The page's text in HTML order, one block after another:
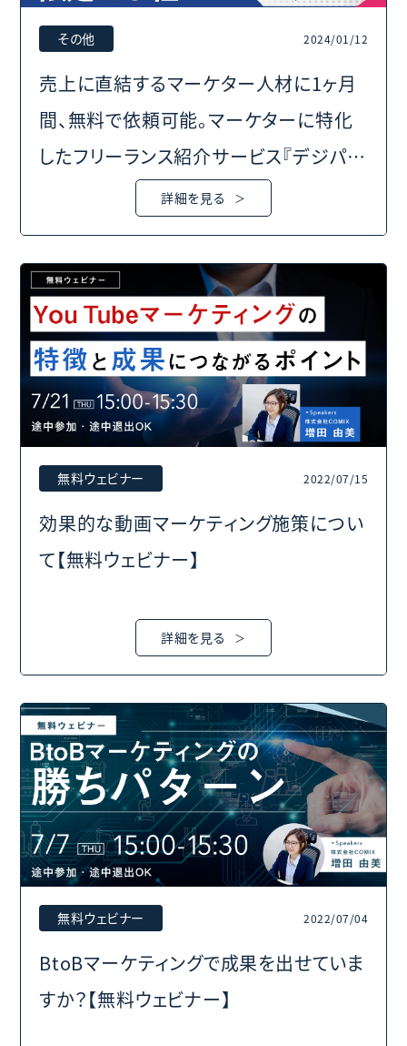
その他 2024/01/12
売上に直結するマーケター人材に1ヶ月
間、無料で依頼可能。マーケターに特化
したフリーランス紹介サービス『デジパ
ラ』、「厳選プロ人材お試し稼働プロジェ
クト」を実施。
詳細を見る
無料ウェビナー 2022/07/15
効果的な動画マーケティング施策につい
て【無料ウェビナー】
詳細を見る
無料ウェビナー 2022/07/04
BtoBマーケティングで成果を出せていま
すか？【無料ウェビナー】